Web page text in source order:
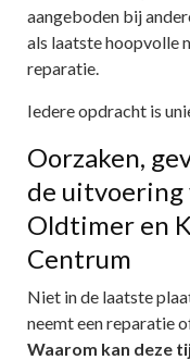
aangeboden bij
als laatste hoopvolle
reparatie.
Iedere opdracht is
Oorzaken,
de uitvoering
Oldtimer en
Centrum
Niet in de laatste
neemt een reparatie
Waarom kan deze